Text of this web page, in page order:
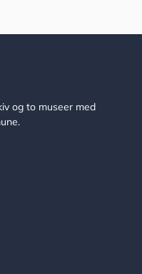
og to museer med